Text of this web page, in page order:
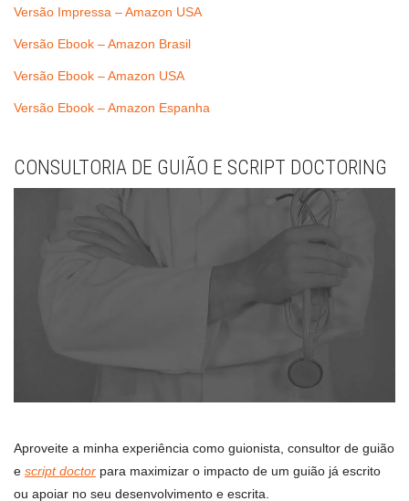
Versão Impressa – Amazon USA
Versão Ebook – Amazon Brasil
Versão Ebook – Amazon USA
Versão Ebook – Amazon Espanha
CONSULTORIA DE GUIÃO E SCRIPT DOCTORING
Aproveite a minha experiência como guionista, consultor de guião
e script doctor para maximizar o impacto de um guião já escrito
ou apoiar no seu desenvolvimento e escrita.